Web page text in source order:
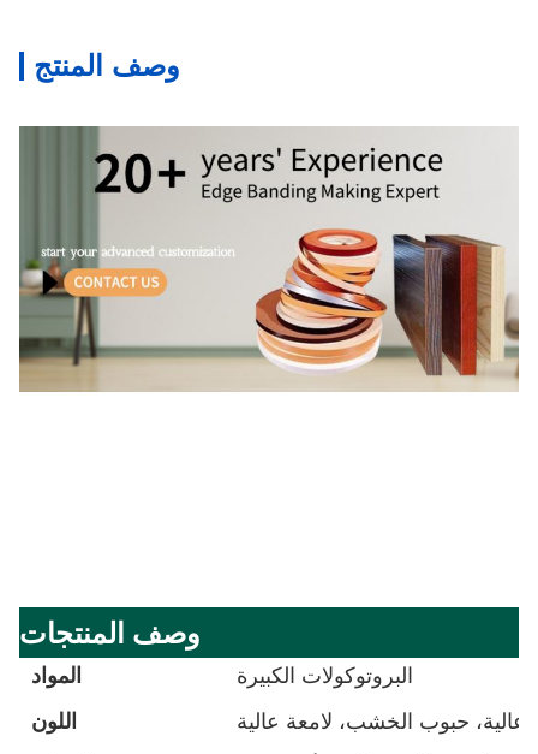
وصف المنتج
وصف المنتجات
المواد
البروتوكولات الكبيرة
اللون
حبوب الخشب، لامعة عالية